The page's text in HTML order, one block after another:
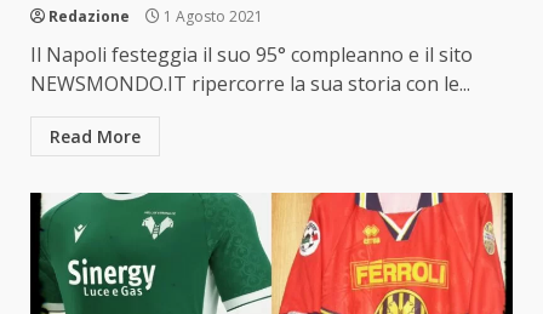
Redazione 1 Agosto 2021
Il Napoli festeggia il suo 95° compleanno e il sito
NEWSMONDO.IT ripercorre la sua storia con le...
Read More